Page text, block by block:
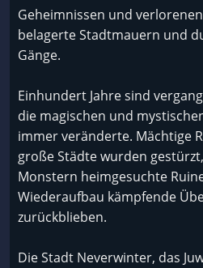
Geheimnissen und
belagerte Stadtmauern und
Gänge.
Einhundert Jahre sind
die magischen und
immer veränderte. Mächtige
große Städte wurden
Monstern heimgesuchte
Wiederaufbau kämpfende
zurückblieben.
Die Stadt Neverwinter, das